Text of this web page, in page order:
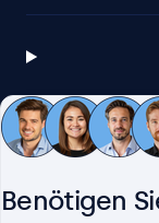
Benötigen